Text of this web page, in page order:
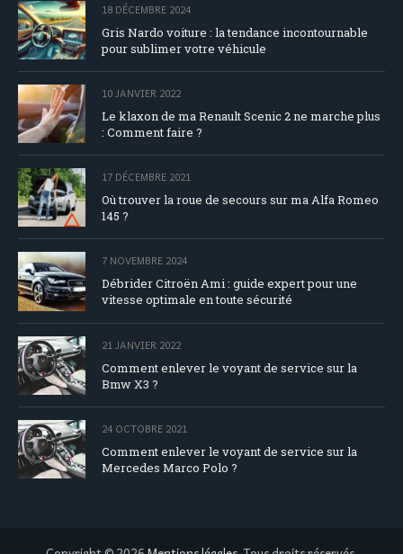
18 DÉCEMBRE 2024
Gris Nardo voiture : la tendance incontournable
pour sublimer votre véhicule
10 JANVIER 2022
Le klaxon de ma Renault Scenic 2 ne marche plus
: Comment faire ?
17 DÉCEMBRE 2021
Où trouver la roue de secours sur ma Alfa Romeo
145 ?
7 NOVEMBRE 2024
Débrider Citroën Ami : guide expert pour une
vitesse optimale en toute sécurité
21 JANVIER 2022
Comment enlever le voyant de service sur la
Bmw X3 ?
24 OCTOBRE 2021
Comment enlever le voyant de service sur la
Mercedes Marco Polo ?